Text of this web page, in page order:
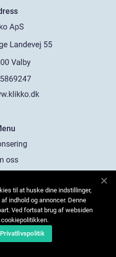
oss
oss
til at huske dine indstillinger,
indhold og annoncer. Denne
Ved fortsat brug af websiden
Privatlivspolitik